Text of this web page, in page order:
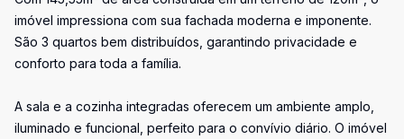
imóvel impressiona com sua fachada moderna e imponente.
São 3 quartos bem distribuídos, garantindo privacidade e
conforto para toda a família.
A sala e a cozinha integradas oferecem um ambiente amplo,
iluminado e funcional, perfeito para o convívio diário. O imóvel